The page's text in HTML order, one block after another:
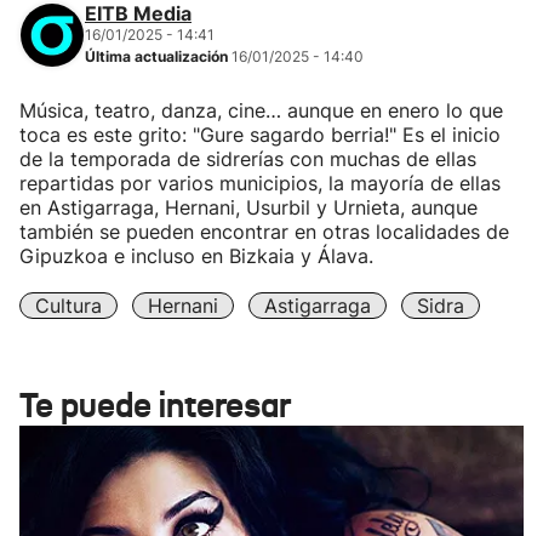
EITB Media
16/01/2025 - 14:41
Última actualización 16/01/2025 - 14:40
Música, teatro, danza, cine… aunque en enero lo que
toca es este grito: "Gure sagardo berria!" Es el inicio
de la temporada de sidrerías con muchas de ellas
repartidas por varios municipios, la mayoría de ellas
en Astigarraga, Hernani, Usurbil y Urnieta, aunque
también se pueden encontrar en otras localidades de
Gipuzkoa e incluso en Bizkaia y Álava.
Cultura Hernani Astigarraga Sidra
Te puede interesar